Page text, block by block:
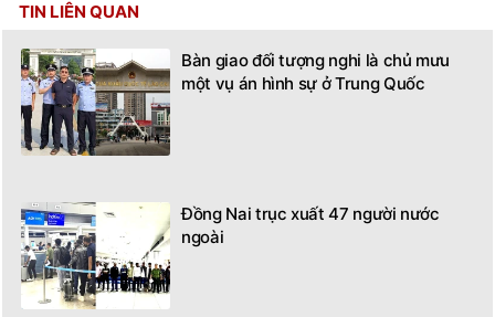
TIN LIÊN QUAN
Bàn giao đối tượng nghi là chủ mưu
một vụ án hình sự ở Trung Quốc
Đồng Nai trục xuất 47 người nước
ngoài